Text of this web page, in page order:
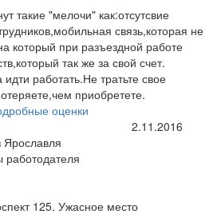
такие "мелочи" как:отсутсвие
связь,которая не
который при разъездной работе
так же за свой счет.
работать.Не тратьте свое
приобретете.
оценки
Ярославля
2.11.2016
125. Ужасное место